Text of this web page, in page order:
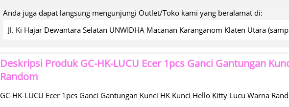
Anda juga dapat langsung mengunjungi Outlet/Toko kami yang beralamat di:
Jl. Ki Hajar Dewantara Selatan UNWIDHA Macanan Karanganom Klaten Utara
Deskripsi Produk GC-HK-LUCU Ecer 1pcs Ganci Gantungan
Random
GC-HK-LUCU Ecer 1pcs Ganci Gantungan Kunci HK Kunci Hello Kitty Lucu Warna